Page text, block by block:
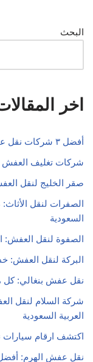
البحث
اخر
أفضل ٣ شركات نقل عفش في جدة لعام ٢٠٢٥ م
شركات تغليف العفش
صقر الخليج لنقل
الصفرات لنقل
السعودية
الصفوة لنقل العفش:
البركة لنقل العفش:
نقل عفش بنغالي: كل
شركة السلام لنقل
العربية السعودية
اكتشف ارقام سيارات
نقل عفش الهرم: